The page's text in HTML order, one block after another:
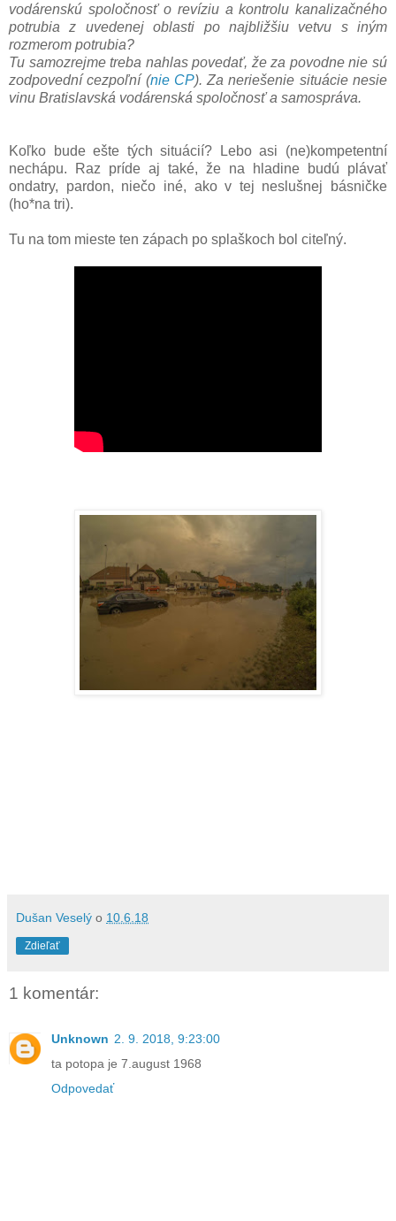
vodárenskú spoločnosť o revíziu a kontrolu kanalizačného
potrubia z uvedenej oblasti po najbližšiu vetvu s iným
rozmerom potrubia?
Tu samozrejme treba nahlas povedať, že za povodne nie sú
zodpovední cezpoľní (nie CP). Za neriešenie situácie nesie
vinu Bratislavská vodárenská spoločnosť a samospráva.
Koľko bude ešte tých situácií? Lebo asi (ne)kompetentní
nechápu. Raz príde aj také, že na hladine budú plávať
ondatry, pardon, niečo iné, ako v tej neslušnej básničke
(ho*na tri).
Tu na tom mieste ten zápach po splaškoch bol citeľný.
Dušan Veselý o 10.6.18
Zdieľať
1 komentár:
Unknown 2. 9. 2018, 9:23:00
ta potopa je 7.august 1968
Odpovedať